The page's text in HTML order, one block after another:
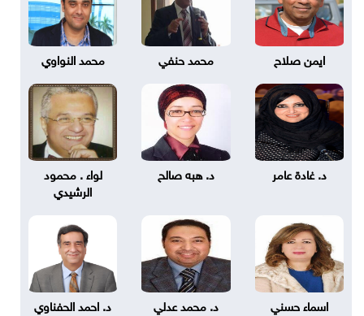
ايمن صلاح محمد حنفي محمد النواوي
د. غادة عامر د. هبه صالح
لواء . محمود
الرشيدي
اسماء حسني د. محمد عدلي د. احمد الحفناوي